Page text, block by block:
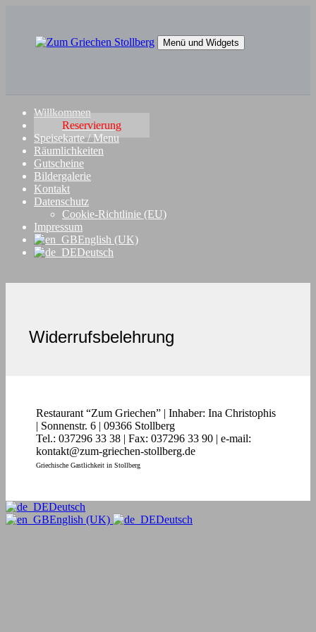
Menü und Widgets
Willkommen
Reservierung
Speisekarte / Menu
Räumlichkeiten
Gutscheine
Bildergalerie
Kontakt
Datenschutz
Cookie-Richtlinie (EU)
Impressum
English (UK)
Deutsch
Widerrufsbelehrung
Restaurant “Zum Griechen” | Inhaber: Ina Christophis
| Sonnenstr. 6 | 09366 Stollberg
Tel.: 037296 33 38 | Fax: 037296 33 90 | e-mail:
kontakt@zum-griechen-stollberg.de
Griechische Gastlichkeit in Stollberg
Deutsch
English (UK)
Deutsch